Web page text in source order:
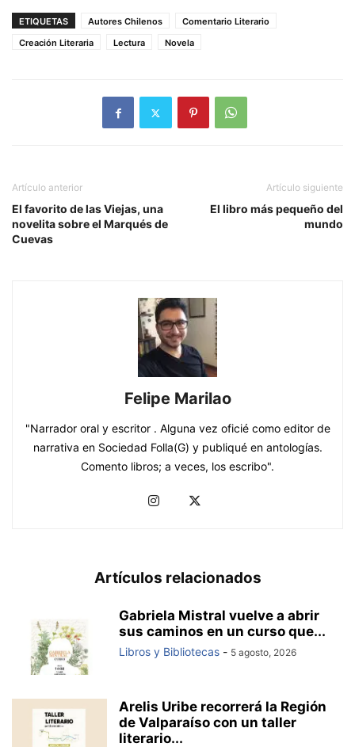
ETIQUETAS Autores Chilenos
Comentario Literario
Creación Literaria
Lectura Novela
Artículo anterior
El favorito de las Viejas, una
novelita sobre el Marqués de
Cuevas
Artículo siguiente
El libro más pequeño del
mundo
Felipe Marilao
"Narrador oral y escritor . Alguna vez oficié como editor de
narrativa en Sociedad Folla(G) y publiqué en antologías.
Comento libros; a veces, los escribo".
Artículos relacionados
Gabriela Mistral vuelve a abrir
sus caminos en un curso que...
Libros y Bibliotecas - 5 agosto, 2026
Arelis Uribe recorrerá la Región
de Valparaíso con un taller
literario...